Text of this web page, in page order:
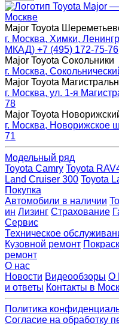
Major
Москве
Major Toyota
г. Москва, Химки,
МКАД) +7 (495) 172-75-76
Major Toyota Сокольники
г. Москва,
Major Toyota
г. Москва, ул. 1-я
78
Major Toyota
г. Москва, Новорижское
71
Модельный ряд
Toyota Camry Toyota
Land Cruiser 300 Toyota
Покупка
Автомобили в наличии
ин Лизинг Страхование
Сервис
Техническое
Кузовной ремонт
ремонт
О нас
Новости Видеообзоры О
и ответы Контакты в
Политика
Согласие на обработку